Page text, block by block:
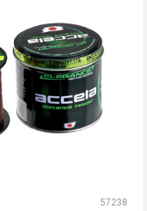
57238